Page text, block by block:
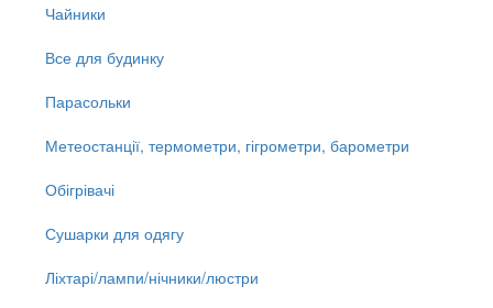
Чайники
Все для будинку
Парасольки
Метеостанції, термометри, гігрометри, барометри
Обігрівачі
Сушарки для одягу
Ліхтарі/лампи/нічники/люстри